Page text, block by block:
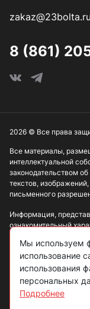
zakaz@23bolta.ru
8 (861)
Все материалы,
интеллектуальной
законодательством
текстов,
письменного
Информация,
ознакомительный
Политика
Согласие на
2026 © Все права
Мы используем
использование
использования
персональных
Подробнее